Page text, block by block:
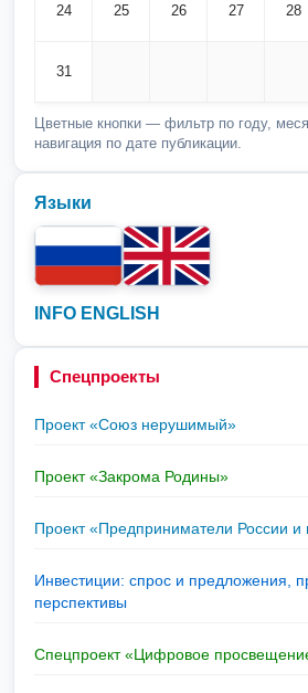
24 25 26 27 28
31
Цветные кнопки — фильтр по году,
навигация по дате публикации.
Языки
INFO ENGLISH
Спецпроекты
Проект «Союз нерушимый»
Проект «Закрома Родины»
Проект «Предприниматели России и
Инвестиции: спрос и предложения,
перспективы
Спецпроект «Цифровое